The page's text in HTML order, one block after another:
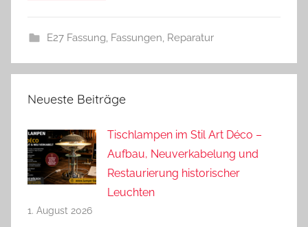
E27 Fassung, Fassungen, Reparatur
Neueste Beiträge
Tischlampen im Stil Art Déco –
Aufbau, Neuverkabelung und
Restaurierung historischer
Leuchten
1. August 2026